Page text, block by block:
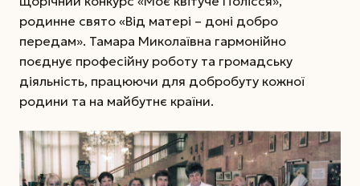
родинне свято «Від матері – доні добро
передам». Тамара Миколаївна гармонійно
поєднує професійну роботу та громадську
діяльність, працюючи для добробуту кожної
родини та на майбутнє країни.